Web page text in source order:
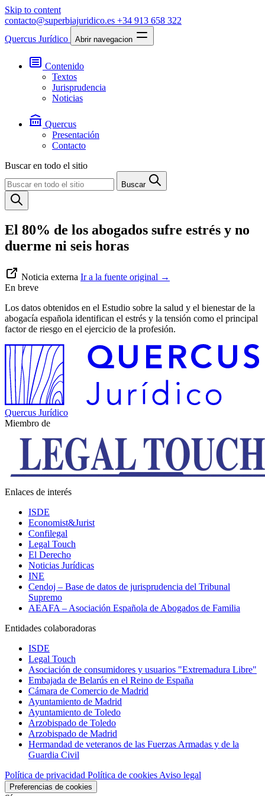
Skip to content
contacto@superbiajuridico.es +34 913 658 322
Quercus Jurídico
Abrir navegacion
Contenido
Textos
Jurisprudencia
Noticias
Quercus
Presentación
Contacto
Buscar en todo el sitio
Buscar
El 80% de los abogados sufre estrés y no
duerme ni seis horas
Noticia externa Ir a la fuente original →
En breve
Los datos obtenidos en el Estudio sobre la salud y el bienestar de la
abogacía española identifican el estrés y la tensión como el principal
factor de riesgo en el ejercicio de la profesión.
Quercus Jurídico
Miembro de
Enlaces de interés
ISDE
Economist&Jurist
Confilegal
Legal Touch
El Derecho
Noticias Jurídicas
INE
Cendoj – Base de datos de jurisprudencia del Tribunal
Supremo
AEAFA – Asociación Española de Abogados de Familia
Entidades colaboradoras
ISDE
Legal Touch
Asociación de consumidores y usuarios "Extremadura Libre"
Embajada de Belarús en el Reino de España
Cámara de Comercio de Madrid
Ayuntamiento de Madrid
Ayuntamiento de Toledo
Arzobispado de Toledo
Arzobispado de Madrid
Hermandad de veteranos de las Fuerzas Armadas y de la
Guardia Civil
Política de privacidad Política de cookies Aviso legal
Preferencias de cookies